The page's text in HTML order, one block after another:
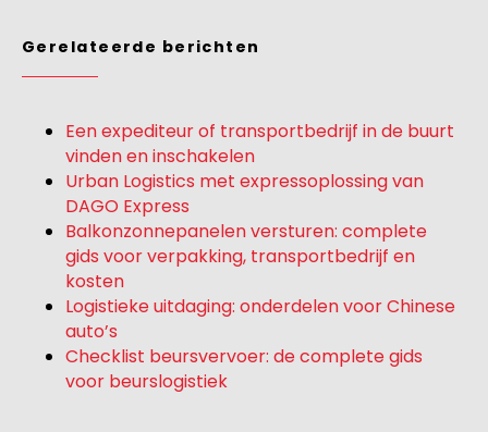
Gerelateerde berichten
Een expediteur of transportbedrijf in de buurt
vinden en inschakelen
Urban Logistics met expressoplossing van
DAGO Express
Balkonzonnepanelen versturen: complete
gids voor verpakking, transportbedrijf en
kosten
Logistieke uitdaging: onderdelen voor Chinese
auto’s
Checklist beursvervoer: de complete gids
voor beurslogistiek